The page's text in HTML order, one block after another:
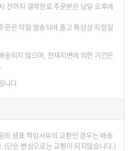
전까지 결제완료 주문분은 당일 오후에
문은 익일 발송되며 출고 특성상 지정일
송되지 않으며, 천재지변에 의한 기간은
니다.
의 샘표 책임사유의 교환인 경우는 배송
(단순 변심으로는 교환이 되지않습니다.)